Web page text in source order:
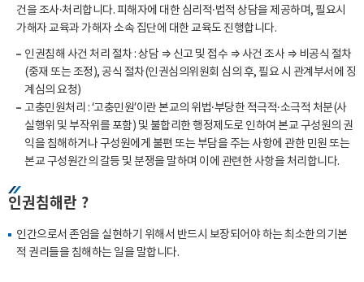
건을 조사·처리합니다. 피해자에 대한 심리적·법적 상담을 제공하며, 필요시
가해자 교육과 가해자 소속 집단에 대한 교육도 진행합니다.
인권침해 사건 처리 절차 : 상담 ⇒ 신고 및 접수 ⇒ 사건 조사 ⇒ 비공식 절차
(중재 또는 조정), 공식 절차(인권심의위원회 심의 후, 필요 시 관계부서에 징
계심의 요청)
고충민원처리 : ‘고충민원’이란 본교의 위법·부당한 적극적·소극적 처분(사
실행위 및 부작위를 포함) 및 불합리한 행정제도로 인하여 본교 구성원의 권
익을 침해하거나 구성원에게 불편 또는 부담을 주는 사항에 관한 민원 또는
본교 구성원간의 갈등 및 분쟁을 말하며 이에 관련한 사항을 처리합니다.
인권침해란 ?
인간으로서 존엄을 실현하기 위해서 반드시 보장되어야 하는 최소한의 기본
적 권리들을 침해하는 일을 말합니다.